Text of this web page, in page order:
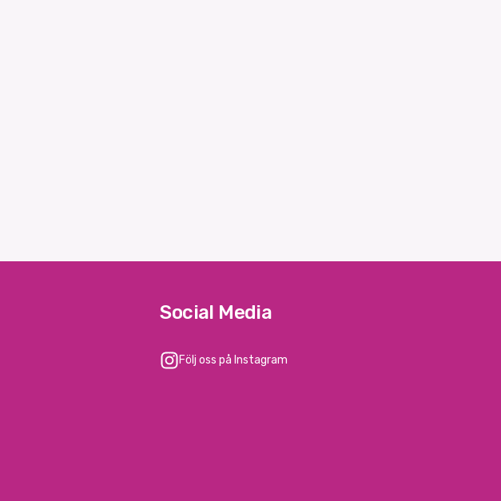
Social Media
Följ oss på Instagram